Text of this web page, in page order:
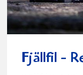
Fjällfil -